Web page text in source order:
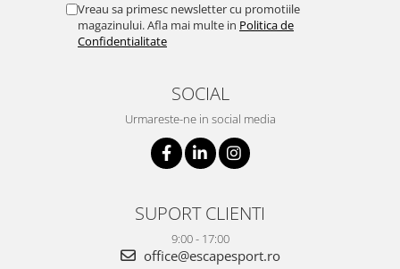
Vreau sa primesc newsletter cu promotiile
magazinului. Afla mai multe in Politica de
Confidentialitate
SOCIAL
Urmareste-ne in social media
SUPORT CLIENTI
9:00 - 17:00
office@escapesport.ro